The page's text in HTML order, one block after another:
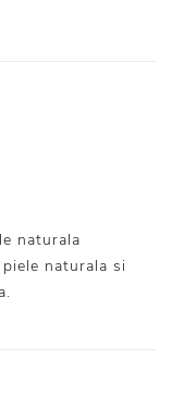
naturala
naturala si